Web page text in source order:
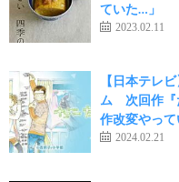
ていた…」
2023.02.11
【日本テレ
ム 次回作『
作改変やっ
2024.02.21